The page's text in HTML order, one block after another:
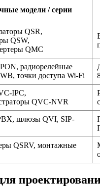
модели / серии
QSR,
QSW,
QMC
радиорелейные
точки доступа Wi-Fi
IPC,
QVC-NVR
шлюзы QVI, SIP-
QSRV, монтажные